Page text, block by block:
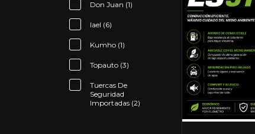
Don Juan (1)
Iael (6)
Kumho (1)
Topauto (3)
Tuercas De
Seguridad
Importadas (2)